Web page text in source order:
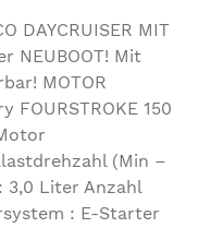
DAYCRUISER MIT
NEUBOOT! Mit
MOTOR
FOURSTROKE 150
(Min –
Liter Anzahl
: E-Starter